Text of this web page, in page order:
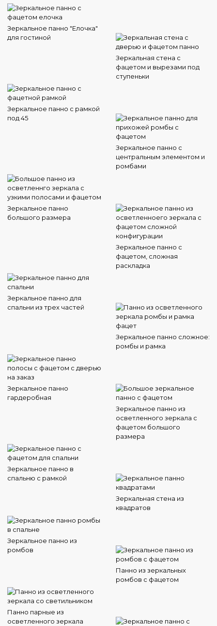
Зеркальное панно "Елочка"
для гостиной
Зеркальная стена с
фацетом и вырезами под
ступеньки
Зеркальное панно с рамкой
под 45
Зеркальное панно с
центральным элементом и
ромбами
Зеркальное панно
большого размера
Зеркальное панно с
фацетом, сложная
раскладка
Зеркальное панно для
спальни из трех частей
Зеркальное панно сложное:
ромбы и рамка
Зеркальное панно
гардеробная
Зеркальное панно из
осветленного зеркала с
фацетом большого
размера
Зеркальное панно в
спальню с рамкой
Зеркальная стена из
квадратов
Зеркальное панно из
ромбов
Панно из зеркальных
ромбов с фацетом
Панно парные из
осветленного зеркала